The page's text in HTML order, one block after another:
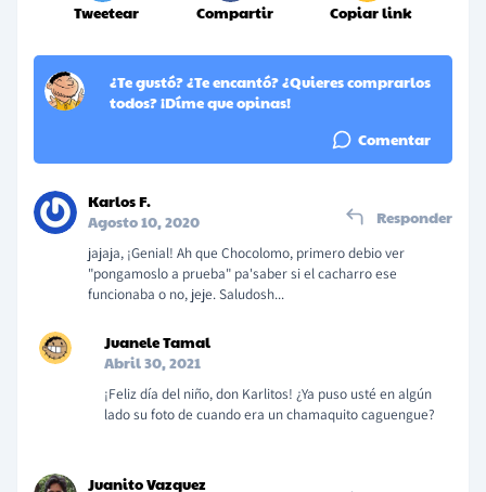
Tweetear Compartir Copiar link
¿Te gustó? ¿Te encantó? ¿Quieres comprarlos
todos? ¡Díme que opinas!
Comentar
Karlos F.
Agosto 10, 2020
jajaja, ¡Genial! Ah que Chocolomo, primero debio ver
"pongamoslo a prueba" pa'saber si el cacharro ese
funcionaba o no, jeje. Saludosh...
Responder
Juanele Tamal
Abril 30, 2021
¡Feliz día del niño, don Karlitos! ¿Ya puso usté en algún
lado su foto de cuando era un chamaquito caguengue?
Juanito Vazquez